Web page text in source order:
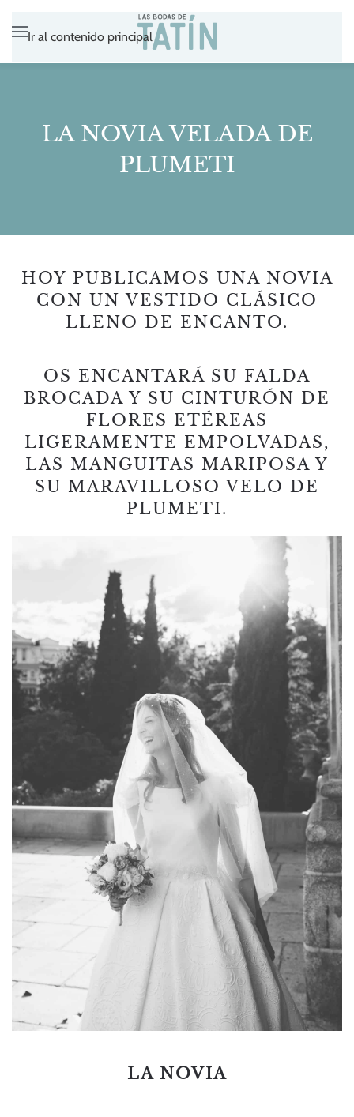
Ir al contenido principal
LA NOVIA VELADA DE
PLUMETI
HOY PUBLICAMOS UNA NOVIA
CON UN VESTIDO CLÁSICO
LLENO DE ENCANTO.
OS ENCANTARÁ SU FALDA
BROCADA Y SU CINTURÓN DE
FLORES ETÉREAS
LIGERAMENTE EMPOLVADAS,
LAS MANGUITAS MARIPOSA Y
SU MARAVILLOSO VELO DE
PLUMETI.
LA NOVIA